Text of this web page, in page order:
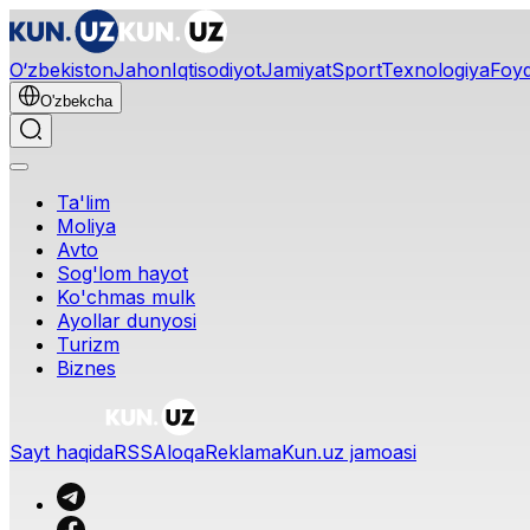
O‘zbekistonJahonIqtisodiyotJamiyatSportTexnologiya
O'zbekcha
Ta'lim
Moliya
Avto
Sog'lom hayot
Ko'chmas mulk
Ayollar dunyosi
Turizm
Biznes
Sayt haqidaRSSAloqaReklamaKun.uz jamoasi